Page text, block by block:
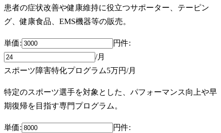
患者の症状改善や健康維持に役立つサポーター、テーピン
グ、健康食品、EMS機器等の販売。
単価: 円件:
/月
スポーツ障害特化プログラム5万円/月
特定のスポーツ選手を対象とした、パフォーマンス向上や早
期復帰を目指す専門プログラム。
単価: 円件: